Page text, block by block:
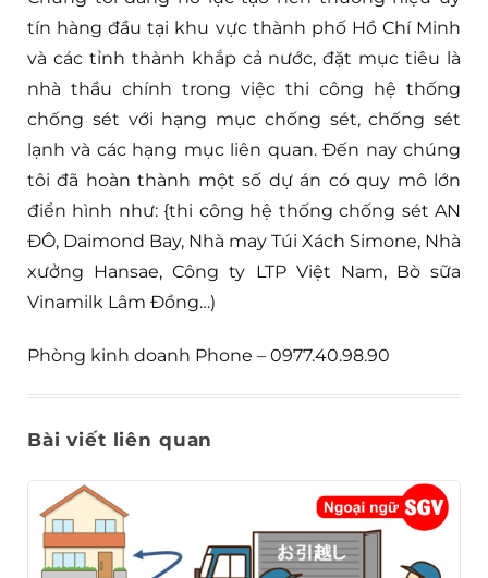
tín hàng đầu tại khu vực thành phố Hồ Chí Minh
và các tỉnh thành khắp cả nước, đặt mục tiêu là
nhà thầu chính trong việc thi công hệ thống
chống sét với hạng mục chống sét, chống sét
lạnh và các hạng mục liên quan. Đến nay chúng
tôi đã hoàn thành một số dự án có quy mô lớn
điển hình như: {thi công hệ thống chống sét AN
ĐÔ, Daimond Bay, Nhà may Túi Xách Simone, Nhà
xưởng Hansae, Công ty LTP Việt Nam, Bò sữa
Vinamilk Lâm Đồng…)
Phòng kinh doanh Phone – 0977.40.98.90
Bài viết liên quan